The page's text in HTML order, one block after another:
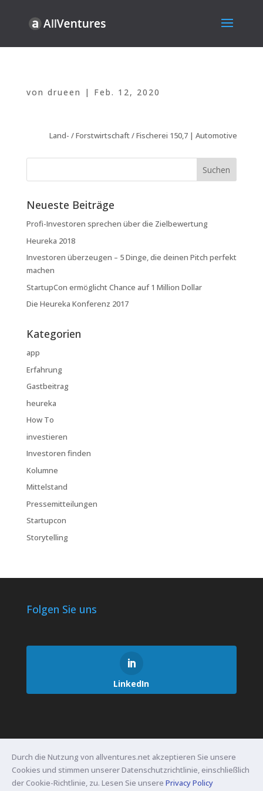
von drueen | Feb. 12, 2020
Land- / Forstwirtschaft / Fischerei 150,7 | Automotive
Neueste Beiträge
Profi-Investoren sprechen über die Zielbewertung
Heureka 2018
Investoren überzeugen – 5 Dinge, die deinen Pitch perfekt
machen
StartupCon ermöglicht Chance auf 1 Million Dollar
Die Heureka Konferenz 2017
Kategorien
app
Erfahrung
Gastbeitrag
heureka
How To
investieren
Investoren finden
Kolumne
Mittelstand
Pressemitteilungen
Startupcon
Storytelling
Folgen Sie uns
LinkedIn
Service-Partner Presse
Kontakt
Impressum / Bildquellen
AGB Datenschutz
Durch die Nutzung von allventures.net akzeptieren Sie unsere
Cookies und stimmen unserer Datenschutzrichtlinie, einschließlich
der Cookie-Richtlinie, zu. Lesen Sie unsere Privacy Policy